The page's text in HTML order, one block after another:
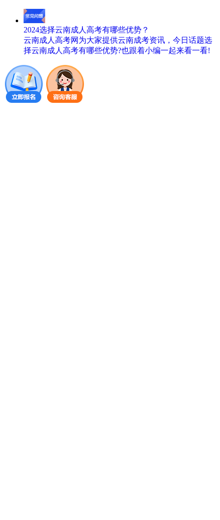
2024选择云南成人高考有哪些优势？
云南成人高考网为大家提供云南成考资讯，今日话题选
择云南成人高考有哪些优势?也跟着小编一起来看一看!